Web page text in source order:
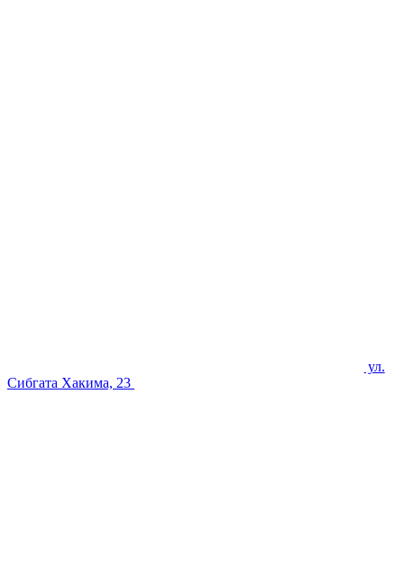
ул.
Сибгата Хакима, 23